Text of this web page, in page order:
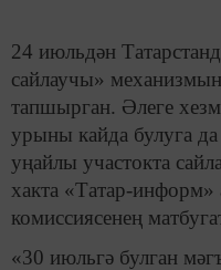
24 июльдән
сайлаучы»
тапшырган. Әлеге
урыны кайда булуга да
уңайлы участокта
хакта «Татар-
комиссиясенең
«30 июльгә булган